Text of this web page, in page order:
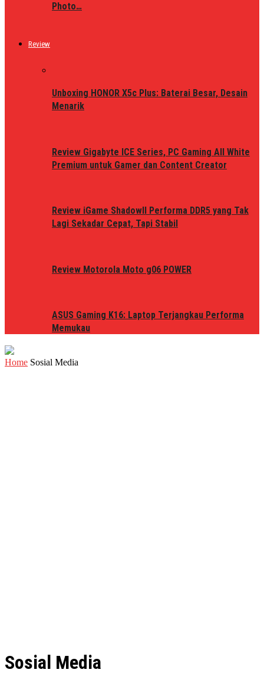
Photo…
Review
Unboxing HONOR X5c Plus: Baterai Besar, Desain
Menarik
Review Gigabyte ICE Series, PC Gaming All White
Premium untuk Gamer dan Content Creator
Review iGame ShadowII Performa DDR5 yang Tak
Lagi Sekadar Cepat, Tapi Stabil
Review Motorola Moto g06 POWER
ASUS Gaming K16: Laptop Terjangkau Performa
Memukau
Home Sosial Media
Sosial Media